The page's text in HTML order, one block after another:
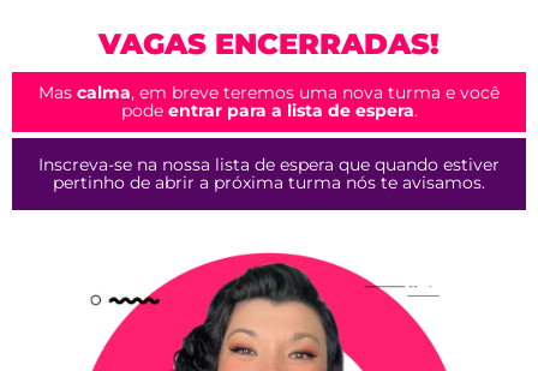
VAGAS ENCERRADAS!
Mas calma, em breve teremos uma nova turma e você
pode entrar para a lista de espera.
Inscreva-se na nossa lista de espera que quando estiver
pertinho de abrir a próxima turma nós te avisamos.